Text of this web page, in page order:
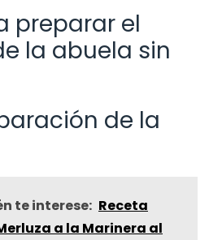
preparar el
la abuela sin
de la
te interese: Receta
a la Marinera al